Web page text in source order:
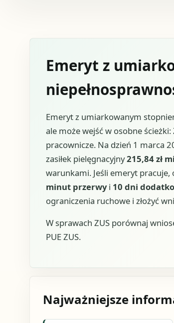
Emeryt z
Emeryt z umiarkowanym
ale może wejść w osobne
pracownicze. Na dzień 1 marca
zasiłek pielęgnacyjny215,84 zł
warunkami. Jeśli emeryt pracuje,
minut przerwyi 10 dni
ograniczenia ruchowe i złożyć
W sprawach ZUS porównaj
PUE ZUS.
Najważniejsze